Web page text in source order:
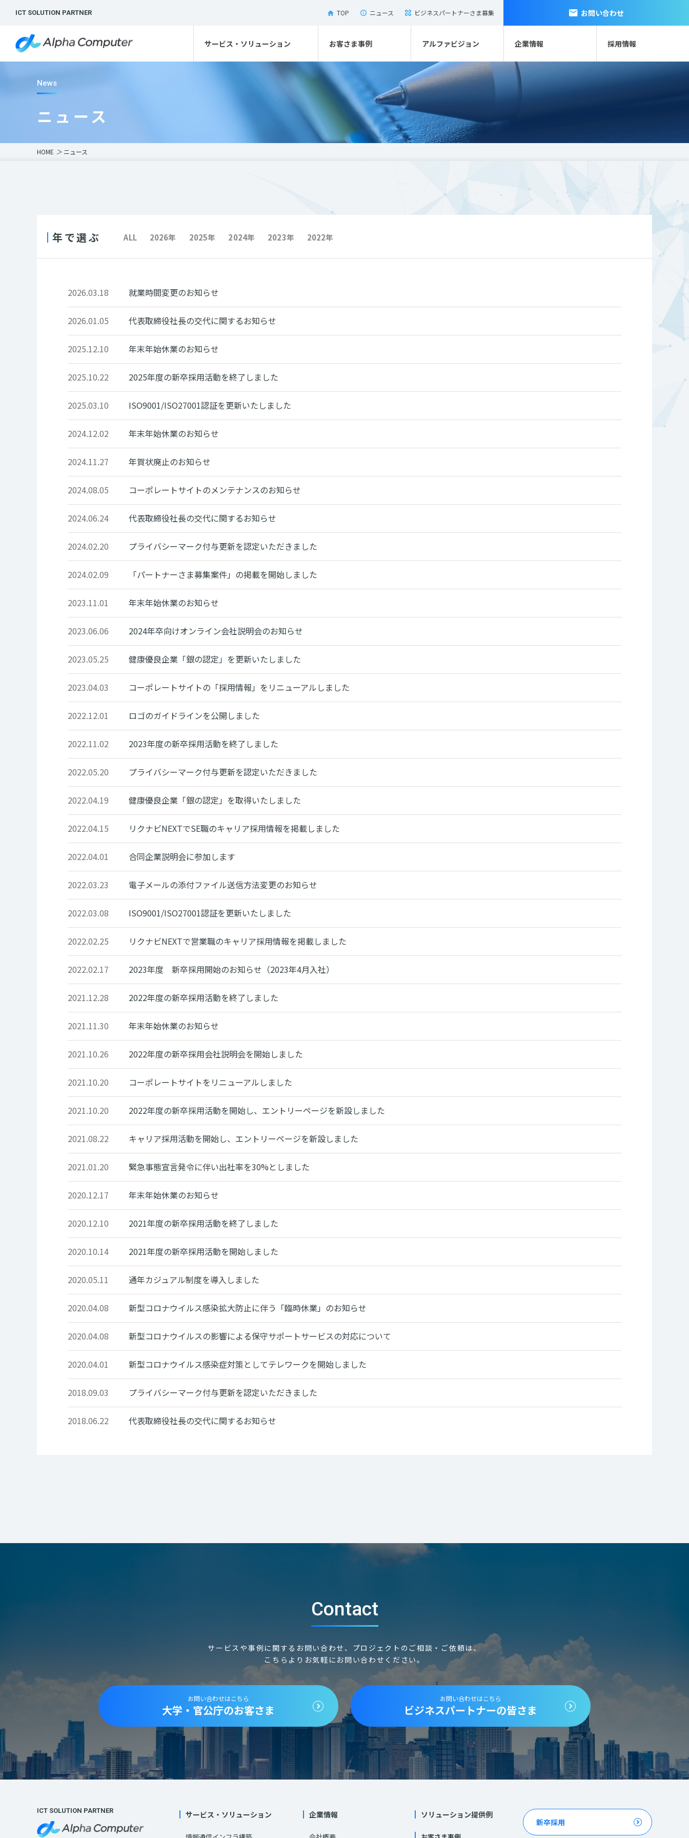
ICT SOLUTION PARTNER TOP ニュース ビジネスパートナーさま募集 お問い合わせ
サービス・ソリューション お客さま事例 アルファビジョン 企業情報 採用情報
News
ニュース
HOME ＞ ニュース
年で選ぶ ALL 2026年 2025年 2024年 2023年 2022年
2026.03.18 就業時間変更のお知らせ
2026.01.05 代表取締役社長の交代に関するお知らせ
2025.12.10 年末年始休業のお知らせ
2025.10.22 2025年度の新卒採用活動を終了しました
2025.03.10 ISO9001/ISO27001認証を更新いたしました
2024.12.02 年末年始休業のお知らせ
2024.11.27 年賀状廃止のお知らせ
2024.08.05 コーポレートサイトのメンテナンスのお知らせ
2024.06.24 代表取締役社長の交代に関するお知らせ
2024.02.20 プライバシーマーク付与更新を認定いただきました
2024.02.09 「パートナーさま募集案件」の掲載を開始しました
2023.11.01 年末年始休業のお知らせ
2023.06.06 2024年卒向けオンライン会社説明会のお知らせ
2023.05.25 健康優良企業「銀の認定」を更新いたしました
2023.04.03 コーポレートサイトの「採用情報」をリニューアルしました
2022.12.01 ロゴのガイドラインを公開しました
2022.11.02 2023年度の新卒採用活動を終了しました
2022.05.20 プライバシーマーク付与更新を認定いただきました
2022.04.19 健康優良企業「銀の認定」を取得いたしました
2022.04.15 リクナビNEXTでSE職のキャリア採用情報を掲載しました
2022.04.01 合同企業説明会に参加します
2022.03.23 電子メールの添付ファイル送信方法変更のお知らせ
2022.03.08 ISO9001/ISO27001認証を更新いたしました
2022.02.25 リクナビNEXTで営業職のキャリア採用情報を掲載しました
2022.02.17 2023年度 新卒採用開始のお知らせ（2023年4月入社）
2021.12.28 2022年度の新卒採用活動を終了しました
2021.11.30 年末年始休業のお知らせ
2021.10.26 2022年度の新卒採用会社説明会を開始しました
2021.10.20 コーポレートサイトをリニューアルしました
2021.10.20 2022年度の新卒採用活動を開始し、エントリーページを新設しました
2021.08.22 キャリア採用活動を開始し、エントリーページを新設しました
2021.01.20 緊急事態宣言発令に伴い出社率を30%としました
2020.12.17 年末年始休業のお知らせ
2020.12.10 2021年度の新卒採用活動を終了しました
2020.10.14 2021年度の新卒採用活動を開始しました
2020.05.11 通年カジュアル制度を導入しました
2020.04.08 新型コロナウイルス感染拡大防止に伴う「臨時休業」のお知らせ
2020.04.08 新型コロナウイルスの影響による保守サポートサービスの対応について
2020.04.01 新型コロナウイルス感染症対策としてテレワークを開始しました
2018.09.03 プライバシーマーク付与更新を認定いただきました
2018.06.22 代表取締役社長の交代に関するお知らせ
Contact
サービスや事例に関するお問い合わせ、 プロジェクトのご相談・ご依頼は、
こちらよりお気軽にお問い合わせください。
お問い合わせはこちら
大学・官公庁のお客さま
お問い合わせはこちら
ビジネスパートナーの皆さま
ICT SOLUTION PARTNER サービス・ソリューション 企業情報 ソリューション提供例
新卒採用